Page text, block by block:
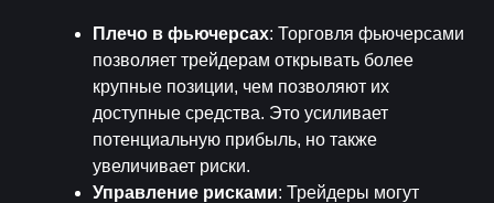
Плечо в фьючерсах: Торговля фьючерсами
позволяет трейдерам открывать более
крупные позиции, чем позволяют их
доступные средства. Это усиливает
потенциальную прибыль, но также
увеличивает риски.
Управление рисками: Трейдеры могут